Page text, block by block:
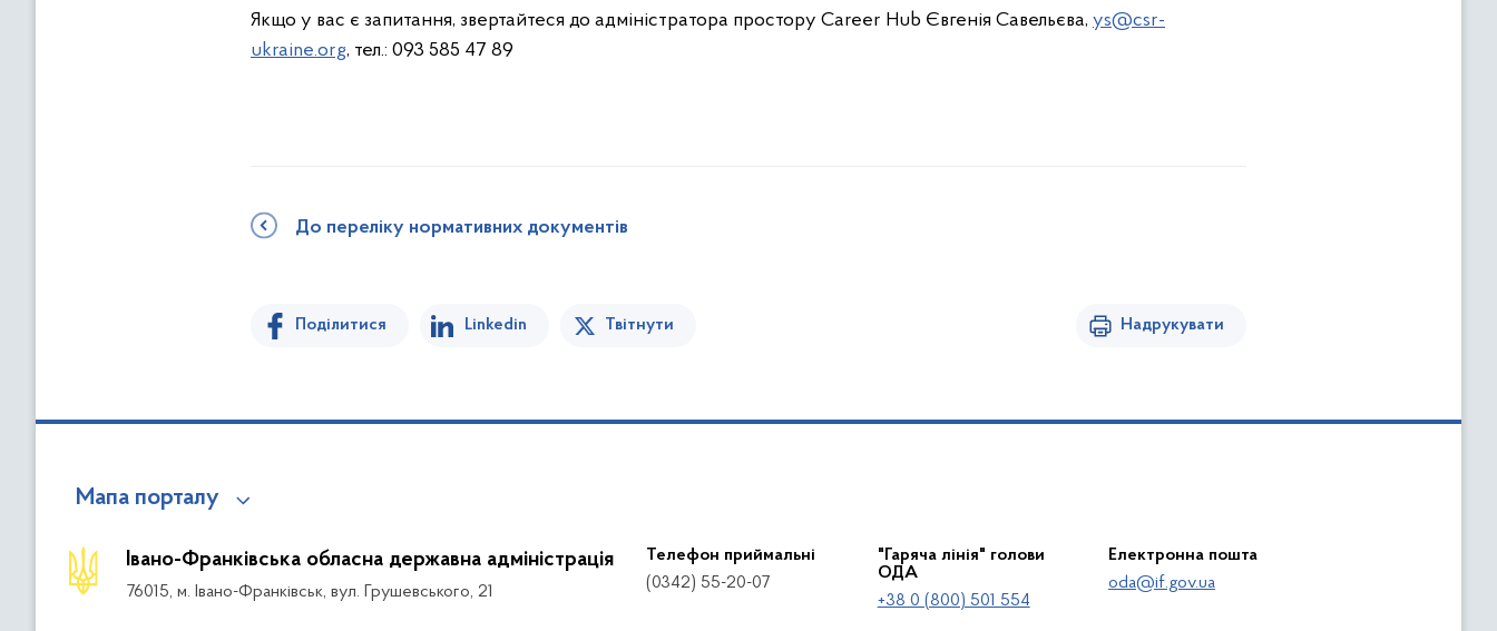
Якщо у вас є запитання, звертайтеся до адміністратора простору Career Hub Євгенія Савельєва, ys@csr-
ukraine.org, тел.: 093 585 47 89
До переліку нормативних документів
Поділитися Linkedin Твітнути Надрукувати
Мапа порталу
Івано-Франківська обласна державна адміністрація
76015, м. Івано-Франківськ, вул. Грушевського, 21
Телефон приймальні
(0342) 55-20-07
"Гаряча лінія" голови
ОДА
+38 0 (800) 501 554
Електронна пошта
oda@if.gov.ua